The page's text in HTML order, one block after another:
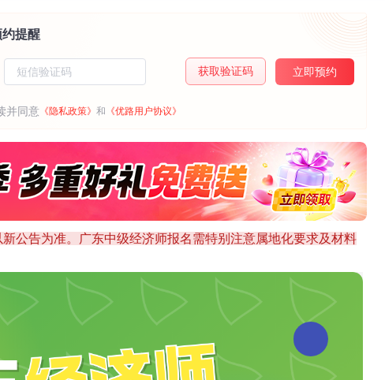
提醒
获取验证码 立即预约
并同意 《隐私政策》 和 《优路用户协议》
公告为准。广东中级经济师报名需特别注意属地化要求及材料